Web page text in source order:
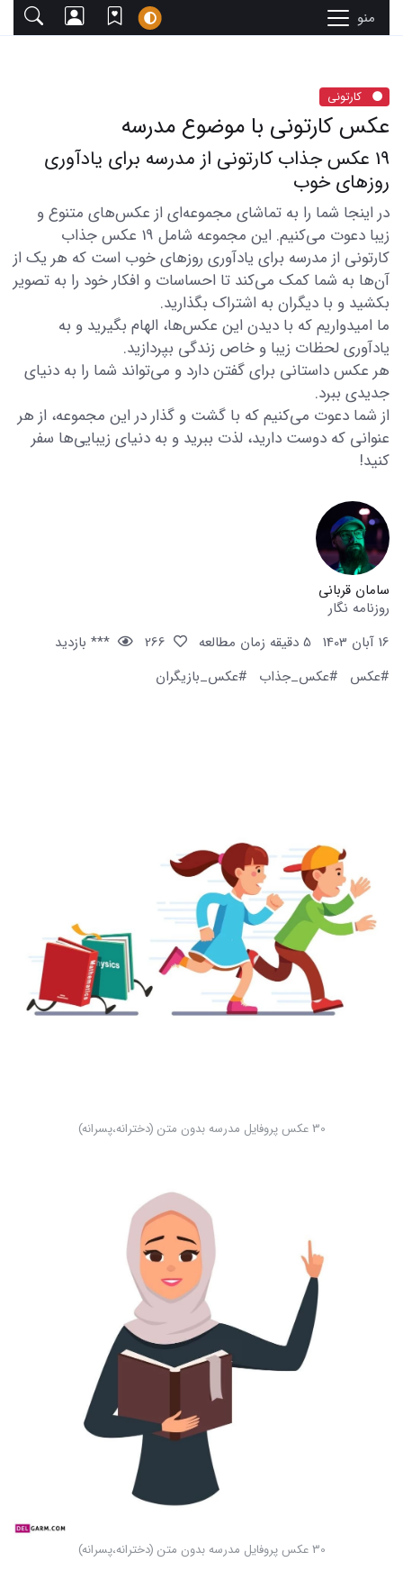
منو
کارتونی
عکس کارتونی با موضوع مدرسه
19 عکس جذاب کارتونی از مدرسه برای یادآوری
روزهای خوب
در اینجا شما را به تماشای مجموعه‌ای از عکس‌های متنوع و
زیبا دعوت می‌کنیم. این مجموعه شامل 19 عکس جذاب
کارتونی از مدرسه برای یادآوری روزهای خوب است که هر یک از
آن‌ها به شما کمک می‌کند تا احساسات و افکار خود را به تصویر
بکشید و با دیگران به اشتراک بگذارید.
ما امیدواریم که با دیدن این عکس‌ها، الهام بگیرید و به
یادآوری لحظات زیبا و خاص زندگی بپردازید.
هر عکس داستانی برای گفتن دارد و می‌تواند شما را به دنیای
جدیدی ببرد.
از شما دعوت می‌کنیم که با گشت و گذار در این مجموعه، از هر
عنوانی که دوست دارید، لذت ببرید و به دنیای زیبایی‌ها سفر
کنید!
سامان قربانی
روزنامه نگار
16 آبان 1403
5 دقیقه زمان مطالعه
*** بازدید
#عکس
#عکس_جذاب #عکس_بازیگران
30 عکس پروفایل مدرسه بدون متن (دخترانه،پسرانه)
30 عکس پروفایل مدرسه بدون متن (دخترانه،پسرانه)